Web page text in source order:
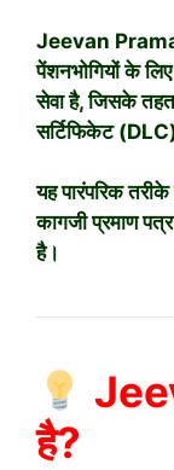
Jeevan
पेंशनभोगियों के
सेवा है, जिसके
सर्टिफिकेट
यह पारंपरिक
कागजी प्रमाण
है।
है?